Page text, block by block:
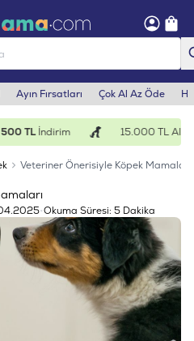
Ayın Fırsatları Çok Al Az Öde
TLİndirim 15.000 TL
Veteriner Önerisiyle Köpek Mamaları
•Okuma Süresi: 5 Dakika